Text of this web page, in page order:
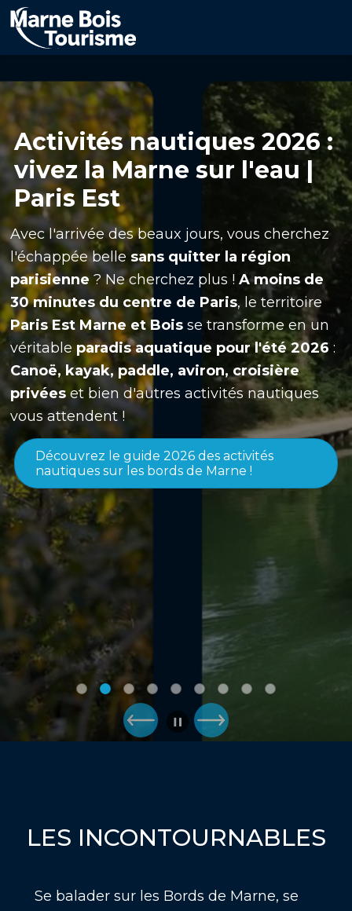
Aller
au
contenu
principal
Activités nautiques 2026 :
vivez la Marne sur l'eau |
Paris Est
Avec l'arrivée des beaux jours, vous cherchez
l'échappée bellesans quitter la région
parisienne ? Ne cherchez plus !A moins de
30 minutes du centre de Paris, le territoire
Paris Est Marne et Bois se transforme en un
véritable paradis aquatique pour l'été 2026 :
Canoë, kayak, paddle, aviron, croisière
privées et bien d'autres activités nautiques
vous attendent !
Découvrez le guide 2026 des activités
nautiques sur les bords de Marne !
LES INCONTOURNABLES
Se balader sur les Bords de Marne, se